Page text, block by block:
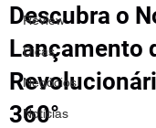
Review
Dicas
Negócios
Notícias
Descubra o
Lançamento
360°